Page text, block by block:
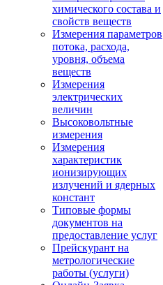
химического состава и
свойств веществ
Измерения параметров
потока, расхода,
уровня, объема
веществ
Измерения
электрических
величин
Высоковольтные
измерения
Измерения
характеристик
ионизирующих
излучений и ядерных
констант
Типовые формы
документов на
предоставление услуг
Прейскурант на
метрологические
работы (услуги)